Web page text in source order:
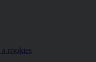
cookies